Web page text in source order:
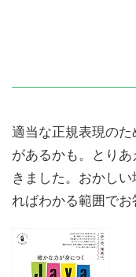
適当な正規表現の
があるかも。とり
きました。おかし
ればわかる範囲でお